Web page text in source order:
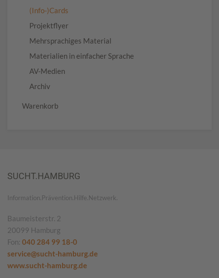
(Info-)Cards
Projektflyer
Mehrsprachiges Material
Materialien in einfacher Sprache
AV-Medien
Archiv
Warenkorb
SUCHT.HAMBURG
Information.Prävention.Hilfe.Netzwerk.
Baumeisterstr. 2
20099 Hamburg
Fon: 040 284 99 18-0
service@sucht-hamburg.de
www.sucht-hamburg.de